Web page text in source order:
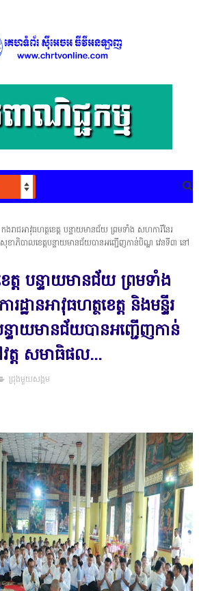
កងរាជអាវុធហត្ថខេត្ត បន្ទាយមានជ័យ ព្រមទាំង សហការីនៃរ
ទីរសុខាភិបាលខេត្តបន្ទាយមានជ័យបានអញ្ជើញកាន់បិណ្ឌ វេនទី៣ នៅ
ត្ត បន្ទាយមានជ័យ ព្រមទាំង
ដ្ឋានអាវុធហត្ថខេត្ត និងមន្ទីរ
ទាយមានជ័យបានអញ្ជើញកាន់
ត្ត សមាធិផល...
ជ្រុងមួយសង្គម